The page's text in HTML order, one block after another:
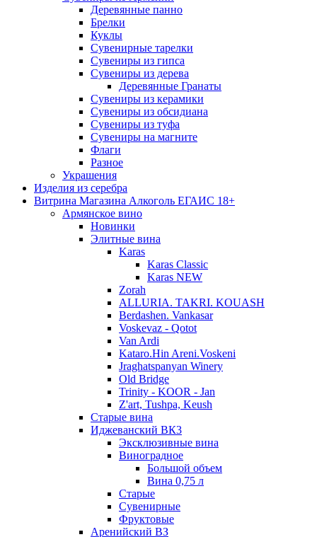
Деревянные панно
Брелки
Куклы
Сувенирные тарелки
Сувениры из гипса
Сувениры из дерева
Деревянные Гранаты
Сувениры из керамики
Сувениры из обсидиана
Сувениры из туфа
Сувениры на магните
Флаги
Разное
Украшения
Изделия из серебра
Витрина Магазина Алкоголь ЕГАИС 18+
Армянское вино
Новинки
Элитные вина
Karas
Karas Classic
Karas NEW
Zorah
ALLURIA. TAKRI. KOUASH
Berdashen. Vankasar
Voskevaz - Qotot
Van Ardi
Kataro.Hin Areni.Voskeni
Jraghatspanyan Winery
Old Bridge
Trinity - KOOR - Jan
Z'art, Tushpa, Keush
Старые вина
Иджеванский ВК3
Эксклюзивные вина
Виноградное
Большой объем
Вина 0,75 л
Старые
Сувенирные
Фруктовые
Аренийский ВЗ